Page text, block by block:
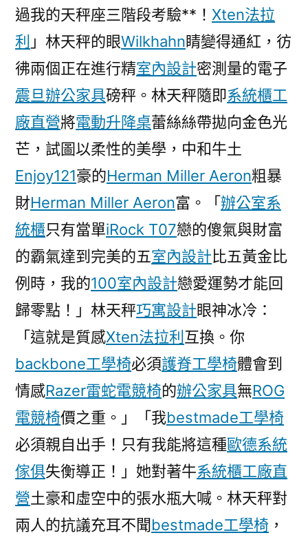
傷
撤
換
億
嵐
內
設
巴
西
國
隊
暫
不
急
召〉
過我的天秤座三階段考驗**！ Xten法拉
利 」林天秤的眼Wilkhahn睛變得通紅，彷
彿兩個正在進行精室內設計密測量的電子
震旦辦公家具磅秤。林天秤隨即系統櫃工
廠直營將電動升降桌蕾絲絲帶拋向金色光
芒，試圖以柔性的美學，中和牛土
Enjoy121豪的Herman Miller Aeron粗暴
財Herman Miller Aeron富。「辦公室系
統櫃只有當單iRock T07戀的傻氣與財富
的霸氣達到完美的五室內設計比五黃金比
例時，我的100室內設計戀愛運勢才能回
歸零點！」林天秤巧寓設計眼神冰冷：
「這就是質感Xten法拉利 互換。你
backbone工學椅必須護脊工學椅體會到
情感Razer雷蛇電競椅的辦公家具無ROG
電競椅價之重。」「我bestmade工學椅
必須親自出手！只有我能將這種歐德系統
傢俱失衡導正！」她對著牛系統櫃工廠直
營土豪和虛空中的張水瓶大喊。林天秤對
兩人的抗議充耳不聞bestmade工學椅 ，